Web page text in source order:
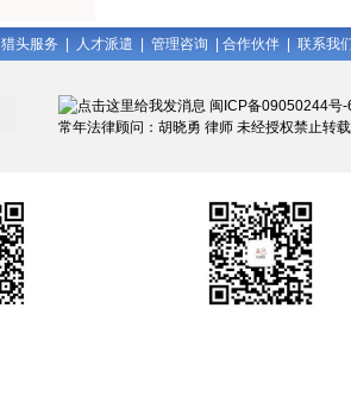
猎头服务| 人才派遣 管理咨询 合作伙伴| 联系我
闽ICP备09050244号-
常年法律顾问：胡晓勇 律师 未经授权禁止转